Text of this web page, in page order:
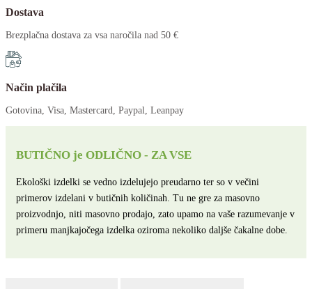
Dostava
Brezplačna dostava za vsa naročila nad 50 €
Način plačila
Gotovina, Visa, Mastercard, Paypal, Leanpay
BUTIČNO je ODLIČNO - ZA VSE
Ekološki izdelki se vedno izdelujejo preudarno ter so v večini
primerov izdelani v butičnih količinah. Tu ne gre za masovno
proizvodnjo, niti masovno prodajo, zato upamo na vaše razumevanje v
primeru manjkajočega izdelka oziroma nekoliko daljše čakalne dobe.